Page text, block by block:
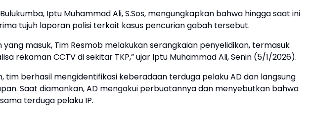
Iptu Muhammad Ali, S.Sos, mengungkapkan bahwa hingga saat ini
tujuh laporan polisi terkait kasus pencurian gabah tersebut.
yang masuk, Tim Resmob melakukan serangkaian penyelidikan, termasuk
rekaman CCTV di sekitar TKP,” ujar Iptu Muhammad Ali, Senin (5/1/2026).
tim berhasil mengidentifikasi keberadaan terduga pelaku AD dan langsung
Saat diamankan, AD mengakui perbuatannya dan menyebutkan bahwa
terduga pelaku IP.